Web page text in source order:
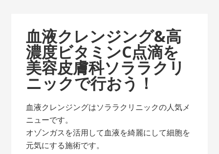
血液クレンジング&高
濃度ビタミンC点滴を
美容皮膚科ソララクリ
ニックで行おう！
血液クレンジングはソララクリニックの人気メ
ニューです。
オゾンガスを活用して血液を綺麗にして細胞を
元気にする施術です。